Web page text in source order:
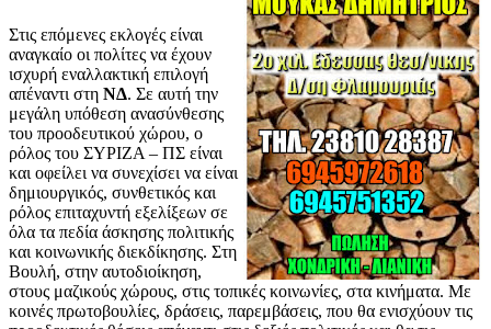
Στις επόμενες εκλογές είναι
αναγκαίο οι πολίτες να έχουν
ισχυρή εναλλακτική επιλογή
απέναντι στη ΝΔ. Σε αυτή την
μεγάλη υπόθεση ανασύνθεσης
του προοδευτικού χώρου, ο
ρόλος του ΣΥΡΙΖΑ – ΠΣ είναι
και οφείλει να συνεχίσει να είναι
δημιουργικός, συνθετικός και
ρόλος επιταχυντή εξελίξεων σε
όλα τα πεδία άσκησης πολιτικής
και κοινωνικής διεκδίκησης. Στη
Βουλή, στην αυτοδιοίκηση,
στους μαζικούς χώρους, στις τοπικές κοινωνίες, στα κινήματα. Με
κοινές πρωτοβουλίες, δράσεις, παρεμβάσεις, που θα ενισχύουν τις